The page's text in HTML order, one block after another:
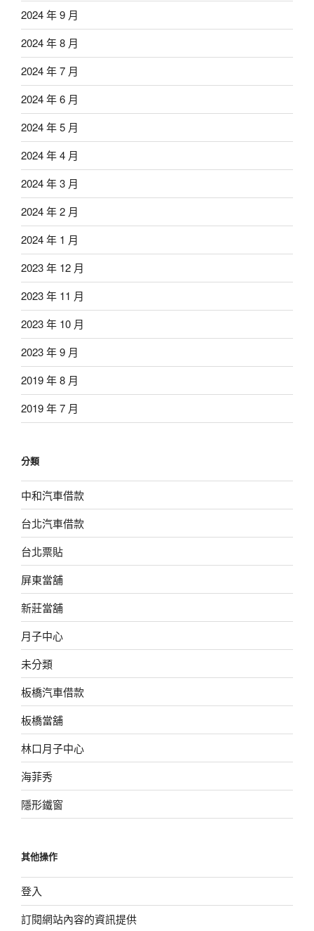
2024 年 9 月
2024 年 8 月
2024 年 7 月
2024 年 6 月
2024 年 5 月
2024 年 4 月
2024 年 3 月
2024 年 2 月
2024 年 1 月
2023 年 12 月
2023 年 11 月
2023 年 10 月
2023 年 9 月
2019 年 8 月
2019 年 7 月
分類
中和汽車借款
台北汽車借款
台北票貼
屏東當舖
新莊當舖
月子中心
未分類
板橋汽車借款
板橋當舖
林口月子中心
海菲秀
隱形鐵窗
其他操作
登入
訂閱網站內容的資訊提供